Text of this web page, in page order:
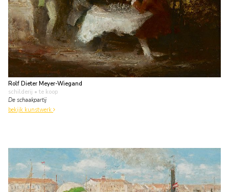
Rolf Dieter Meyer-Wiegand
schilderij • te koop
De schaakpartij
bekijk kunstwerk